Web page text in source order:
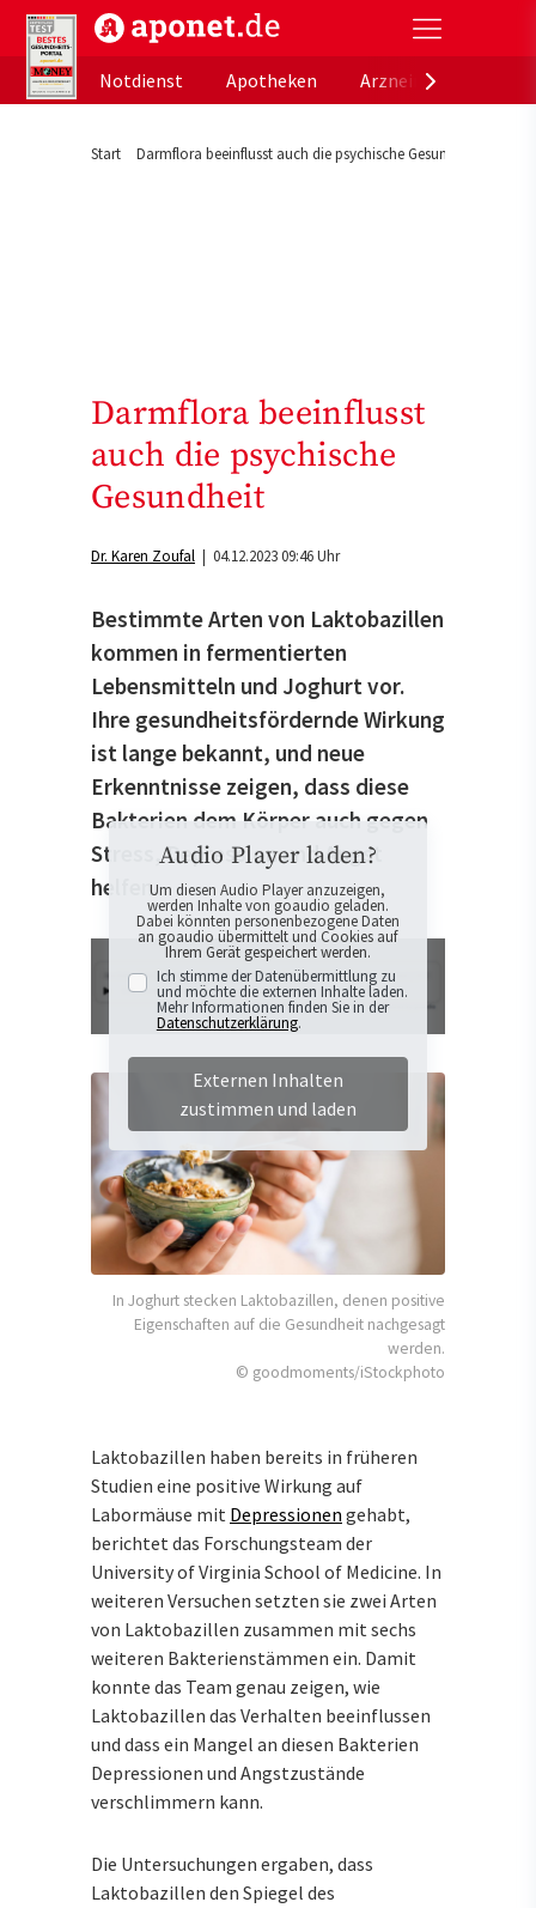
aponet.de - Das offizielle Gesundheitsportal der
Notdienst
Apotheken
Start Darmflora beeinflusst auch die psychische Gesundheit
Darmflora beeinflusst
auch die psychische
Gesundheit
Dr. Karen Zoufal | 04.12.2023 09:46 Uhr
Bestimmte Arten von Laktobazillen
kommen in fermentierten
Lebensmitteln und Joghurt vor.
Ihre gesundheitsfördernde Wirkung
ist lange bekannt, und neue
Erkenntnisse zeigen, dass diese
Bakterien dem Körper auch gegen
Stress, Depression und Angst
helfen.
Audio Player laden?
Um diesen Audio Player anzuzeigen,
werden Inhalte von goaudio geladen.
Dabei könnten personenbezogene Daten
an goaudio übermittelt und Cookies auf
Ihrem Gerät gespeichert werden.
Ich stimme der Datenübermittlung zu
und möchte die externen Inhalte laden.
Mehr Informationen finden Sie in der
Datenschutzerklärung.
Externen Inhalten
zustimmen und laden
In Joghurt stecken Laktobazillen, denen positive
Eigenschaften auf die Gesundheit nachgesagt
werden.
© goodmoments/iStockphoto
Laktobazillen haben bereits in früheren
Studien eine positive Wirkung auf
Labormäuse mit Depressionen gehabt,
berichtet das Forschungsteam der
University of Virginia School of Medicine. In
weiteren Versuchen setzten sie zwei Arten
von Laktobazillen zusammen mit sechs
weiteren Bakterienstämmen ein. Damit
konnte das Team genau zeigen, wie
Laktobazillen das Verhalten beeinflussen
und dass ein Mangel an diesen Bakterien
Depressionen und Angstzustände
verschlimmern kann.
Die Untersuchungen ergaben, dass
Laktobazillen den Spiegel des